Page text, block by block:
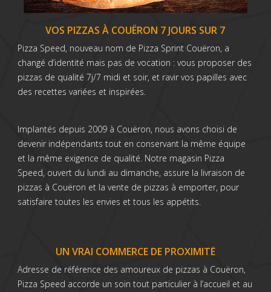
VOS PIZZAS À COUËRON 7 JOURS SUR 7
Pizza Speed, nouveau nom de Pizza Sprint Couëron, a
changé d’identité mais pas de vocation : vous proposer des
pizzas de qualité 7j/7 midi et soir, et ravir vos papilles avec
des recettes variées et inspirées.
Implantés depuis 2009 à Couëron, nous avons choisi de
devenir indépendants tout en conservant la même équipe
et la même exigence de qualité. Notre magasin Pizza
Speed, ouvert du lundi au dimanche, assure la livraison de
pizzas à Couëron et la vente de pizzas à emporter, pour
satisfaire toutes les envies et tous les appétits.
UN VRAI COMMERCE DE PROXIMITÉ
Adresse de référence des amoureux de pizzas à Couëron,
Pizza Speed accorde un soin tout particulier à l’accueil et au